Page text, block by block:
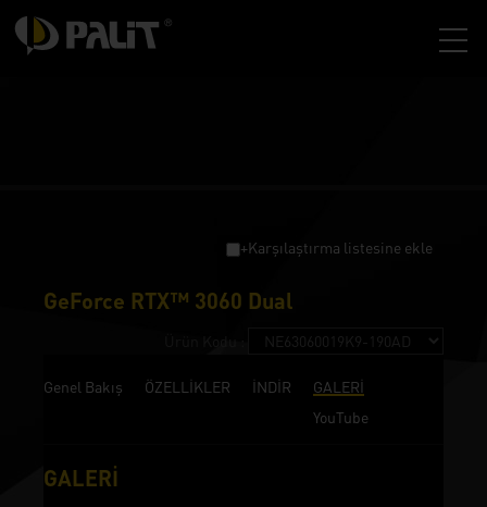
+Karşılaştırma listesine ekle
GeForce RTX™ 3060 Dual
Genel Bakış ÖZELLİKLER İNDİR
GALERİ
YouTube
GALERİ